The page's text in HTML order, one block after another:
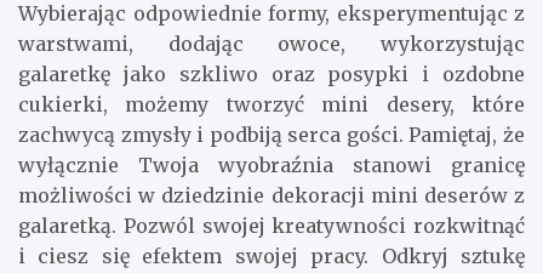
Wybierając odpowiednie formy, eksperymentując z
warstwami, dodając owoce, wykorzystując
galaretkę jako szkliwo oraz posypki i ozdobne
cukierki, możemy tworzyć mini desery, które
zachwycą zmysły i podbiją serca gości. Pamiętaj, że
wyłącznie Twoja wyobraźnia stanowi granicę
możliwości w dziedzinie dekoracji mini deserów z
galaretką. Pozwól swojej kreatywności rozkwitnąć
i ciesz się efektem swojej pracy. Odkryj sztukę